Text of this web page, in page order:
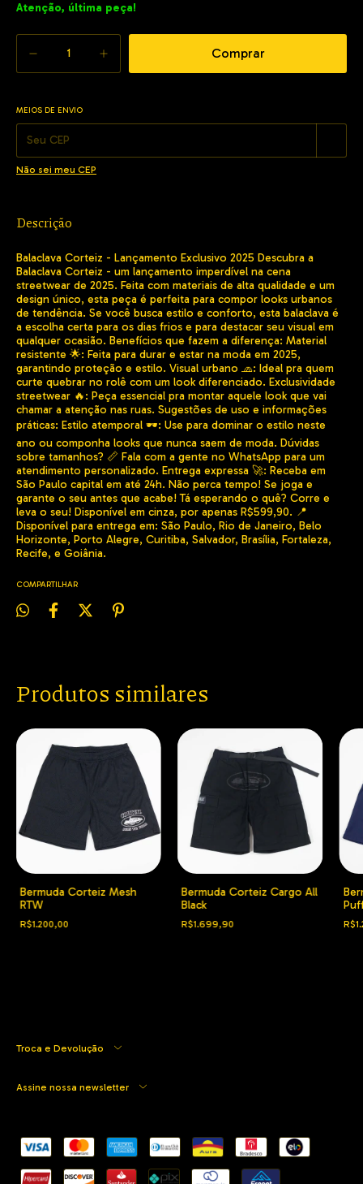
Atenção, última peça!
Entregas para o CEP:
MEIOS DE ENVIO
Não sei meu CEP
Descrição
Balaclava Corteiz - Lançamento Exclusivo 2025 Descubra a
Balaclava Corteiz - um lançamento imperdível na cena
streetwear de 2025. Feita com materiais de alta qualidade e um
design único, esta peça é perfeita para compor looks urbanos
de tendência. Se você busca estilo e conforto, esta balaclava é
a escolha certa para os dias frios e para destacar seu visual em
qualquer ocasião. Benefícios que fazem a diferença: Material
resistente 🌟: Feita para durar e estar na moda em 2025,
garantindo proteção e estilo. Visual urbano 🧢: Ideal pra quem
curte quebrar no rolê com um look diferenciado. Exclusividade
streetwear 🔥: Peça essencial pra montar aquele look que vai
chamar a atenção nas ruas. Sugestões de uso e informações
práticas: Estilo atemporal 🕶️: Use para dominar o estilo neste
ano ou componha looks que nunca saem de moda. Dúvidas
sobre tamanhos? 📏 Fala com a gente no WhatsApp para um
atendimento personalizado. Entrega expressa 🚀: Receba em
São Paulo capital em até 24h. Não perca tempo! Se joga e
garante o seu antes que acabe! Tá esperando o quê? Corre e
leva o seu! Disponível em cinza, por apenas R$599,90. 📍
Disponível para entrega em: São Paulo, Rio de Janeiro, Belo
Horizonte, Porto Alegre, Curitiba, Salvador, Brasília, Fortaleza,
Recife, e Goiânia.
COMPARTILHAR
Produtos similares
Bermuda Corteiz Mesh
RTW
R$1.200,00
Bermuda Corteiz Cargo All
Black
R$1.699,90
Troca e Devolução
Assine nossa newsletter